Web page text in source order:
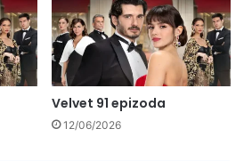
Velvet 91 epizoda
12/06/2026